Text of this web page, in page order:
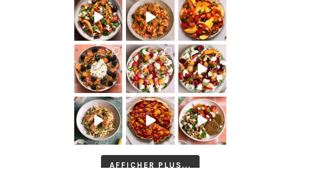
AFFICHER PLUS...